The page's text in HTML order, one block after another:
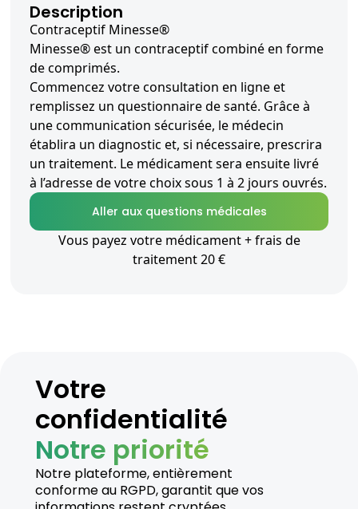
Description
Contraceptif Minesse®
Minesse® est un contraceptif combiné en forme
de comprimés.
Commencez votre consultation en ligne et
remplissez un questionnaire de santé. Grâce à
une communication sécurisée, le médecin
établira un diagnostic et, si nécessaire, prescrira
un traitement. Le médicament sera ensuite livré
à l’adresse de votre choix sous 1 à 2 jours ouvrés.
Aller aux questions médicales
Vous payez votre médicament + frais de
traitement 20 €
Votre
confidentialité
Notre priorité
Notre plateforme, entièrement
conforme au RGPD, garantit que vos